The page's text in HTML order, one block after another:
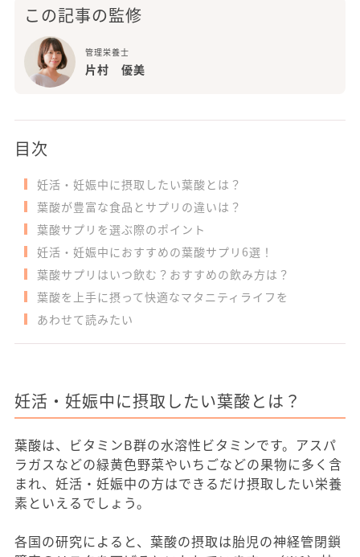
この記事の監修
管理栄養士
片村 優美
目次
妊活・妊娠中に摂取したい葉酸とは？
葉酸が豊富な食品とサプリの違いは？
葉酸サプリを選ぶ際のポイント
妊活・妊娠中におすすめの葉酸サプリ6選！
葉酸サプリはいつ飲む？おすすめの飲み方は？
葉酸を上手に摂って快適なマタニティライフを
あわせて読みたい
妊活・妊娠中に摂取したい葉酸とは？
葉酸は、ビタミンB群の水溶性ビタミンです。アスパ
ラガスなどの緑黄色野菜やいちごなどの果物に多く含
まれ、妊活・妊娠中の方はできるだけ摂取したい栄養
素といえるでしょう。
各国の研究によると、葉酸の摂取は胎児の神経管閉鎖